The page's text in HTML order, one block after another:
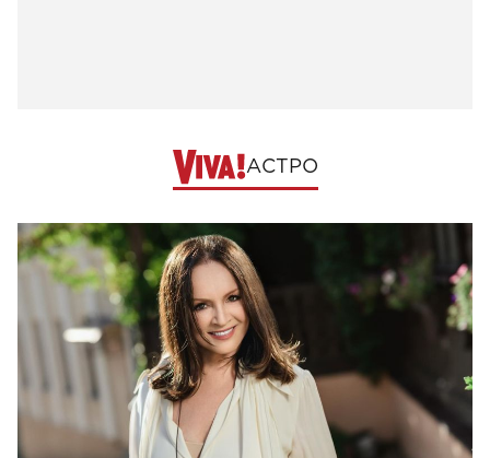
АСТРО